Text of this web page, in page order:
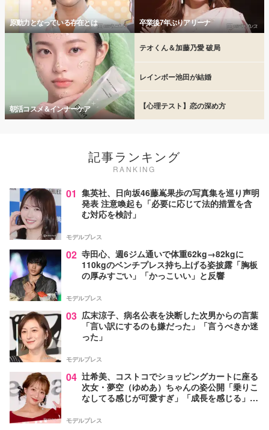
原動力となっている存在とは 卒業後7年ぶりアリーナ
朝活コスメ＆インナーケア
テオくん＆加藤乃愛 破局
レインボー池田が結婚
【心理テスト】恋の深め方
記事ランキング
RANKING
01 集英社、日向坂46藤嶌果歩の写真集を巡り声明
発表 注意喚起も「必要に応じて法的措置を含
む対応を検討」
モデルプレス
02 寺田心、週6ジム通いで体重62kg→82kgに
110kgのベンチプレス持ち上げる姿披露「胸板
の厚みすごい」「かっこいい」と反響
モデルプレス
03 広末涼子、病名公表を決断した次男からの言葉
「言い訳にするのも嫌だった」「言うべきか迷
った」
モデルプレス
04 辻希美、コストコでショッピングカートに座る
次女・夢空（ゆめあ）ちゃんの姿公開「乗りこ
なしてる感じが可愛すぎ」「成長を感じる」の
モデルプレス